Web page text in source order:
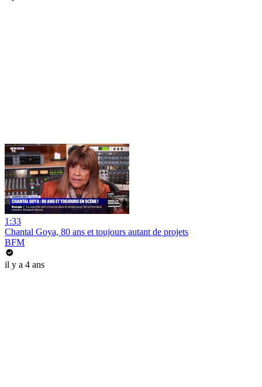
1:33
Chantal Goya, 80 ans et toujours autant de projets
BFM
il y a 4 ans